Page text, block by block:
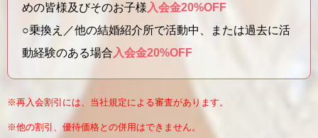
めの皆様及びそのお子様 入会金20%OFF
○乗換え／他の結婚紹介所で活動中、または過去に活
動経験のある場合 入会金20%OFF
※再入会割引には、当社規定による審査があります。
※他の割引、優待価格との併用はできません。